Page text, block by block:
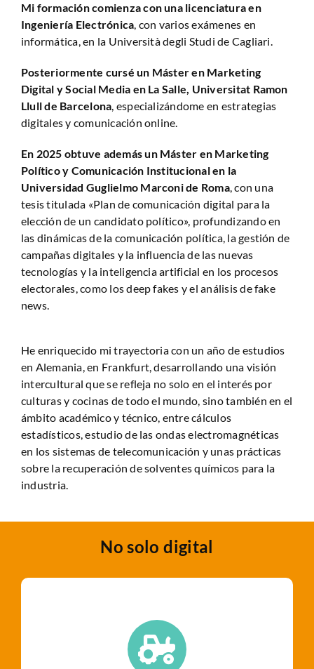
Mi formación comienza con una licenciatura en
Ingeniería Electrónica, con varios exámenes en
informática, en la Università degli Studi de Cagliari.
Posteriormente cursé un Máster en Marketing
Digital y Social Media en La Salle, Universitat Ramon
Llull de Barcelona, especializándome en estrategias
digitales y comunicación online.
En 2025 obtuve además un Máster en Marketing
Político y Comunicación Institucional en la
Universidad Guglielmo Marconi de Roma, con una
tesis titulada «Plan de comunicación digital para la
elección de un candidato político», profundizando en
las dinámicas de la comunicación política, la gestión de
campañas digitales y la influencia de las nuevas
tecnologías y la inteligencia artificial en los procesos
electorales, como los deep fakes y el análisis de fake
news.
He enriquecido mi trayectoria con un año de estudios
en Alemania, en Frankfurt, desarrollando una visión
intercultural que se refleja no solo en el interés por
culturas y cocinas de todo el mundo, sino también en el
ámbito académico y técnico, entre cálculos
estadísticos, estudio de las ondas electromagnéticas
en los sistemas de telecomunicación y unas prácticas
sobre la recuperación de solventes químicos para la
industria.
No solo digital